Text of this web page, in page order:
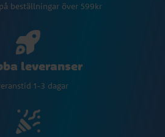
beställningar över 599kr
leveranser
1-3 dagar